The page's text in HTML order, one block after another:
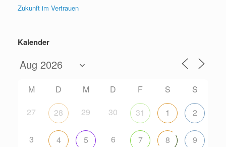
Zukunft im Vertrauen
Kalender
M D M D F S
S
27
28 29 30 31 1 2
3 4 5 6 7 8 9